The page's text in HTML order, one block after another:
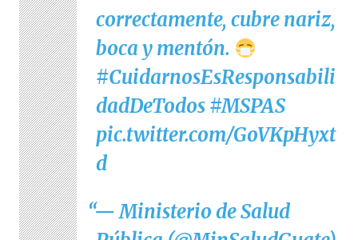
correctamente, cubre nariz,
boca y mentón.
#CuidarnosEsResponsabili
dadDeTodos#MSPAS
pic.twitter.com/GoVKpHyxt
d
— Ministerio de Salud